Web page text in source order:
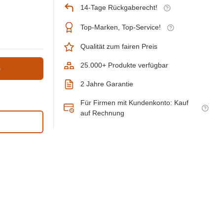
14-Tage Rückgaberecht!
Top-Marken, Top-Service!
Qualität zum fairen Preis
25.000+ Produkte verfügbar
2 Jahre Garantie
Für Firmen mit Kundenkonto: Kauf
auf Rechnung